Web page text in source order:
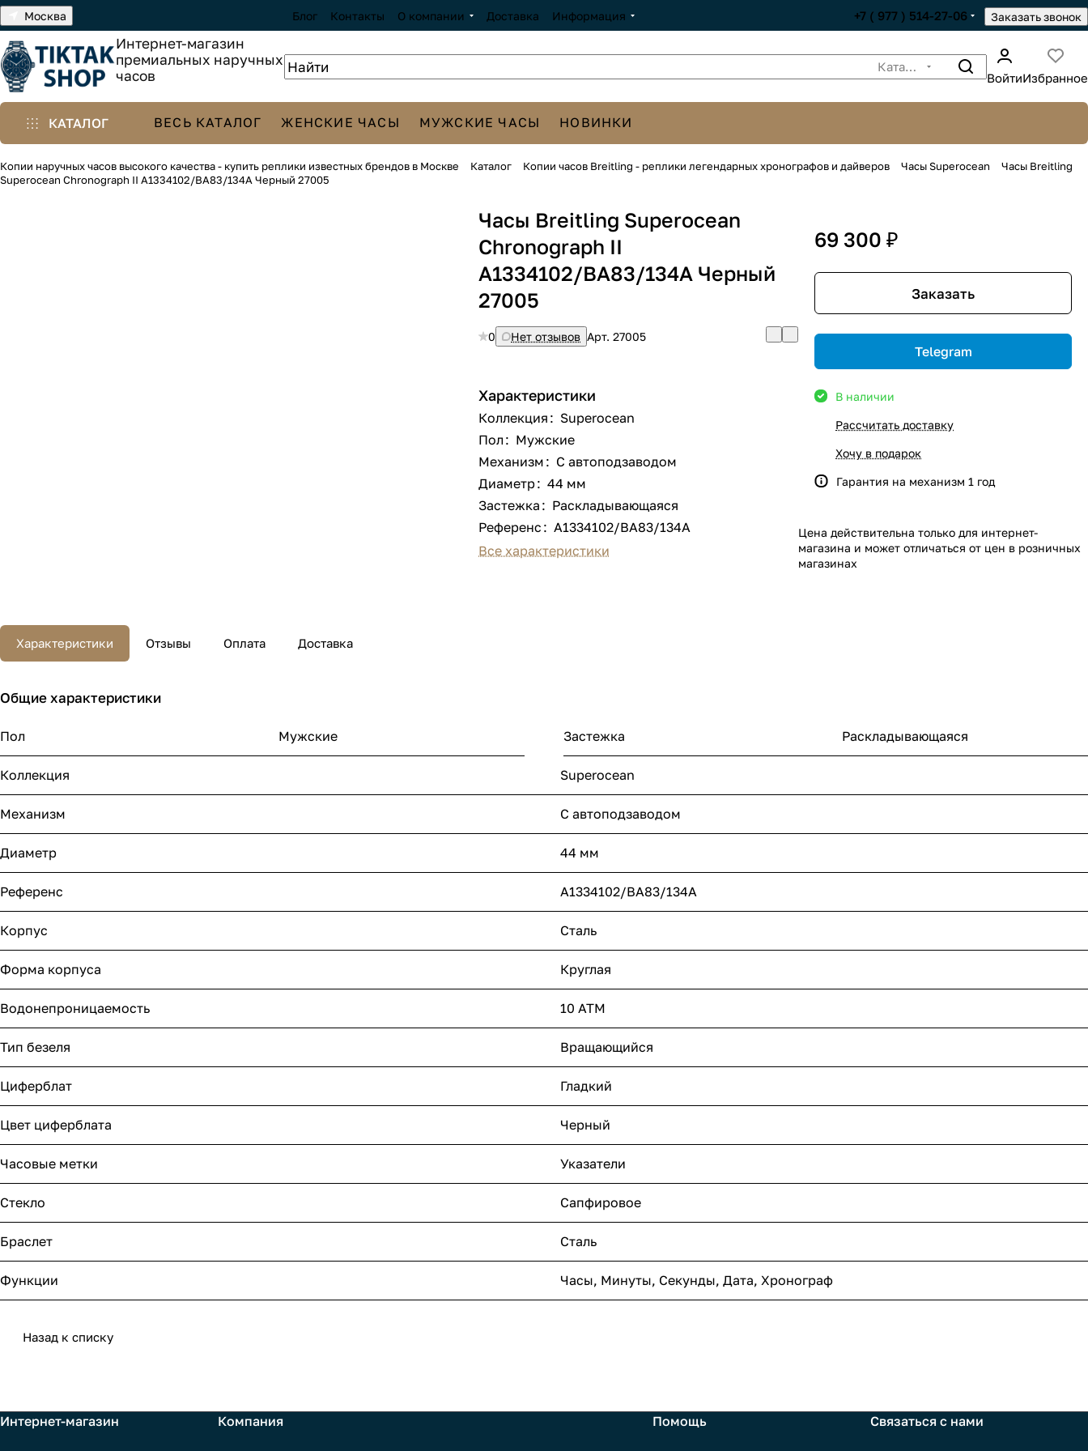
Москва Блог Контакты О компании Доставка Информация +7 ( 977 ) 514-27-06 Заказать звонок
Интернет-магазин
премиальных наручных
часов
ВойтиИзбранное
КАТАЛОГ ВЕСЬ КАТАЛОГ ЖЕНСКИЕ ЧАСЫ МУЖСКИЕ ЧАСЫ НОВИНКИ
Копии наручных часов высокого качества - купить реплики известных брендов в Москве Каталог Копии часов Breitling - реплики легендарных хронографов и дайверов Часы Superocean
Часы Breitling
Superocean Chronograph II A1334102/BA83/134A Черный 27005
Часы Breitling Superocean
Chronograph II
A1334102/BA83/134A Черный
27005
0 Нет отзывов Арт.27005
Характеристики
Коллекция : Superocean
Пол : Мужские
Механизм : С автоподзаводом
Диаметр: 44 мм
Застежка : Раскладывающаяся
Референс : A1334102/BA83/134A
Все характеристики
69 300 ₽
Заказать
Telegram
В наличии
Рассчитать доставку
Хочу в подарок
Гарантия на механизм 1 год
Цена действительна только для интернет-
магазина и может отличаться от цен в розничных
магазинах
Характеристики Отзывы Оплата Доставка
Общие характеристики
Пол Мужские Застежка Раскладывающаяся
Коллекция Superocean
Механизм С автоподзаводом
Диаметр 44 мм
Референс A1334102/BA83/134A
Корпус Сталь
Форма корпуса Круглая
Водонепроницаемость 10 ATM
Тип безеля Вращающийся
Циферблат Гладкий
Цвет циферблата Черный
Часовые метки Указатели
Стекло Сапфировое
Браслет Сталь
Функции Часы, Минуты, Секунды, Дата, Хронограф
Назад к списку
Интернет-магазин Компания Помощь Связаться с нами